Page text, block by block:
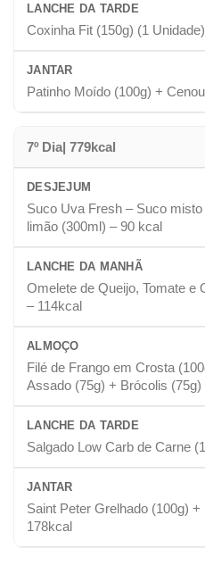
LANCHE DA TARDE
Coxinha Fit (150g) (1
JANTAR
Patinho Moído (100g) +
7º Dia| 779kcal
DESJEJUM
Suco Uva Fresh – Suco
limão (300ml) – 90 kcal
LANCHE DA MANHÃ
Omelete de Queijo, Tomate e
– 114kcal
ALMOÇO
Filé de Frango em Crosta
Assado (75g) + Brócolis (75g)
LANCHE DA TARDE
Salgado Low Carb de Carne
JANTAR
Saint Peter Grelhado (100g)
178kcal